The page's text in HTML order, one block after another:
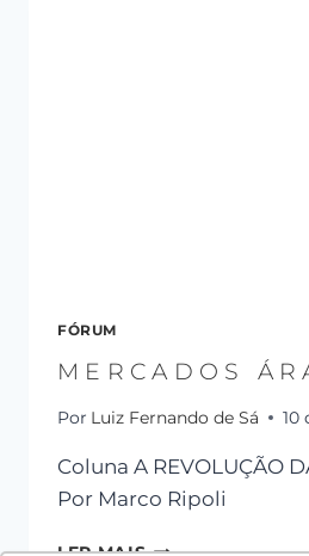
FÓRUM
MERCADOS
Por Luiz Fernando de Sá 10
Coluna A REVOLUÇÃO
Por Marco Ripoli
LER MAIS